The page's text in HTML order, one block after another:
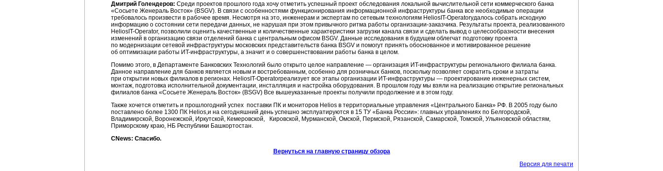
Дмитрий Голендеров: Среди проектов прошлого года хочу отметить успешный проект обследования локальной вычислительной сети коммерческого банка
«Сосьете Женераль Восток» (BSGV). В связи с особенностями функционирования информационной инфраструктуры банка все необходимые операции
требовалось произвести в рабочее время. Несмотря на это, инженерам и экспертам по сетевым технологиям HeliosIT-Operatorудалось собрать исходную
информацию о состоянии сети передачи данных, не нарушая при этом привычного ритма работы организации-заказчика. Результаты проекта, реализованного
HeliosIT-Operator, позволили оценить качественные и количественные характеристики загрузки канала связи и сделать вывод о целесообразности внесения
изменений в организацию связи отделений банка с центральным офисом BSGV. Данные исследования в будущем облегчат подготовку проекта
по модернизации сетевой инфраструктуры московских представительств банка BSGV и помогут принять обоснованное и мотивированное решение
об оптимизации работы ИT-инфраструктуры, а значит и о совершенствовании работы банка в целом.
Помимо этого, в Департаменте Банковских Технологий было открыто целое направление — организация ИT-инфраструктуры регионального филиала банка.
Данное направление для банков является новым и востребованным, особенно для розничных банков, поскольку позволяет сократить сроки и затраты
при открытии новых филиалов в регионах. HeliosIT-Operatorреализует все этапы организации ИT-инфраструктуры — проектирование инженерных систем,
монтаж, подготовка исполнительной документации, инсталляция и настройка оборудования. В прошлом году мы взяли на реализацию открытие региональных
филиалов банка «Сосьете Женераль Восток» (BSGV) Все вышеуказанные проекты получили продолжение и в этом году.
Также хочется отметить и прошлогодний успех поставки ПК и мониторов Helios в территориальные управления «Центрального Банка» РФ. В 2005 году было
поставлено более 1300 ПК Helios,и на сегодняшний день успешно эксплуатируются в 15 ТУ «Банка России»: главных управлениях по Белгородской,
Владимирской, Воронежской, Иркутской, Кемеровской, Кировской, Мурманской, Омской, Пермской, Рязанской, Самарской, Томской, Ульяновской областям,
Приморскому краю, НБ Республики Башкортостан.
СNews: Спасибо.
Вернуться на главную страницу обзора
Версия для печати